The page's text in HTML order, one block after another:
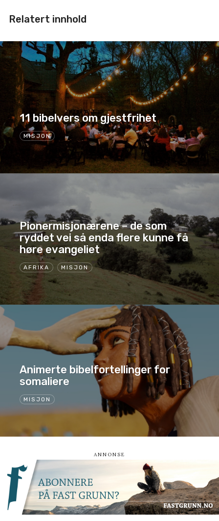
Relatert innhold
MISJON
11 bibelvers om gjestfrihet
AFRIKA MISJON
Pionermisjonærene – de som
ryddet vei så enda flere kunne få
høre evangeliet
MISJON
Animerte bibelfortellinger for
somaliere